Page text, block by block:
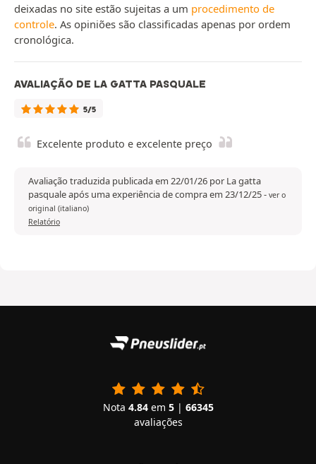
deixadas no site estão sujeitas a um procedimento de
controle. As opiniões são classificadas apenas por ordem
cronológica.
AVALIAÇÃO DE LA GATTA PASQUALE
5/5
Excelente produto e excelente preço
Avaliação traduzida publicada em 22/01/26 por La gatta
pasquale após uma experiência de compra em 23/12/25- ver o
original (italiano)
Relatório
Nota 4.84em 5| 66345
avaliações